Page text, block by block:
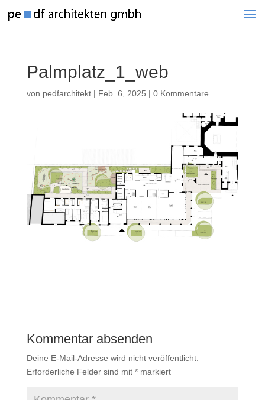
Palmplatz_1_web
von pedfarchitekt| Feb. 6, 2025 | 0 Kommentare
Kommentar absenden
Deine E-Mail-Adresse wird nicht veröffentlicht.
Erforderliche Felder sind mit *markiert